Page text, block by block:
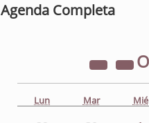
Agenda Completa
Lun Mar Mié